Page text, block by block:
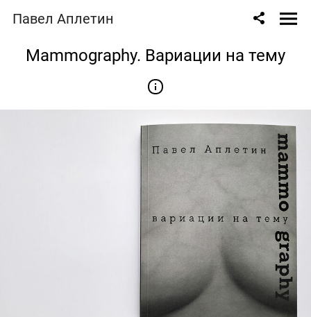
Павел Аплетин
Mammography. Вариации на тему